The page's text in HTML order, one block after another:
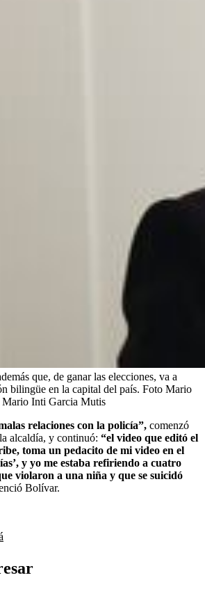
que, de ganar las elecciones, va a
bilingüe en la capital del país. Foto Mario
Mario Inti Garcia Mutis
relaciones con la policía”, comenzó
alcaldía, y continuó: “el video que editó el
toma un pedacito de mi video en el
y yo me estaba refiriendo a cuatro
violaron a una niña y que se suicidó
Bolívar.